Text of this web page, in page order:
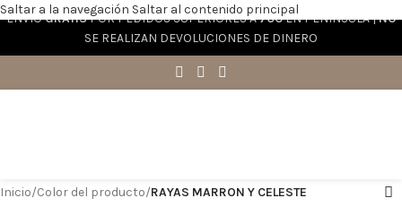
Saltar a la navegación Saltar al contenido principal
ENVÍOGRATISPOR PEDIDOS SUPERIORES A70€EN PENÍNSULA |NO
SE REALIZAN DEVOLUCIONES DE DINERO
Inicio/Color del producto/RAYAS MARRON Y CELESTE